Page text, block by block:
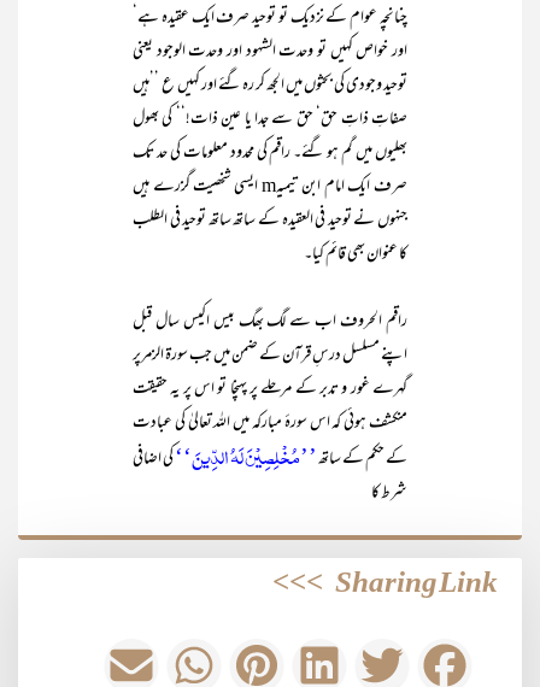
چنانچہ عوام کے نزدیک تو توحید صرف ایک عقیدہ ہے‘
اور خواص کہیں تو وحدت الشہود اور وحدت الوجود یعنی
توحید وجودی کی بحثوں میں الجھ کر رہ گئے اور کہیں ع ’’ہیں
صفاتِ ذاتِ حق‘ حق سے جدا یا عین ذات!‘‘ کی بھول
بھلیوں میں گم ہو گئے۔ راقم کی محدود معلومات کی حد تک
صرف ایک امام ابن تیمیہm ایسی شخصیت گزرے ہیں
جنہوں نے توحید فی العقیدہ کے ساتھ ساتھ توحید فی الطلب
کا عنوان بھی قائم کیا۔
راقم الحروف اب سے لگ بھگ بیس اکیس سال قبل
اپنے مسلسل درسِ قرآن کے ضمن میں جب سورۃ الزمرپر
گہرے غور و تدبر کے مرحلے پر پہنچا تو اس پر یہ حقیقت
منکشف ہوئی کہ اس سورۂ مبارکہ میں اللہ تعالیٰ کی عبادت
کے حکم کے ساتھ’’مُخْلِصِیْنَ لَہُ الدِّینَ‘‘کی اضافی
شرط کا
Sharing Link
>>>